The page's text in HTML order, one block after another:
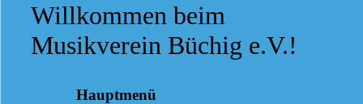
Willkommen beim
Musikverein Büchig e.V.!
Hauptmenü